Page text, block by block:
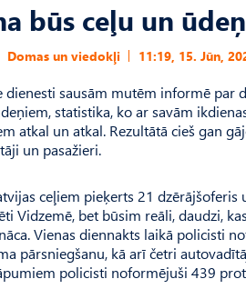
būs ceļu un
Domas un viedokļi 11:19, 15. Jūn,
dienesti sausām mutēm informē par
statistika, ko ar savām
atkal un atkal. Rezultātā cieš gan
un pasažieri.
ceļiem pieķerts 21
Vidzemē, bet būsim reāli, daudzi,
Vienas diennakts laikā policisti
pārsniegšanu, kā arī četri
policisti noformējuši 439